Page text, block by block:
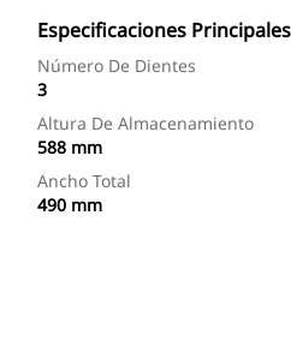
Especificaciones Principales
Número De Dientes
3
Altura De Almacenamiento
588 mm
Ancho Total
490 mm